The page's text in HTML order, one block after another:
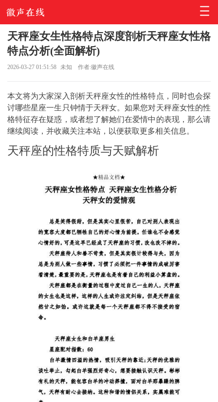
天秤座女生性格特点深度剖析天秤座女性格
特点分析(全面解析)
2026-03-27 01:51:58 未知 作者:徽声在线
本文将为大家深入剖析天秤座女性的性格特点，同时也会探
讨哪些星座一生只钟情于天秤女。如果您对天秤座女性的性
格特征存在疑惑，或者想了解她们在爱情中的表现，那么请
继续阅读，并收藏关注本站，以便获取更多相关信息。
天秤座的性格特质与天赋解析